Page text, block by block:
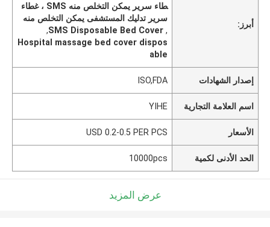
أبرز:
طاء سرير يمكن التخلص منه SMS ، غطاء
سرير تدليك المستشفى يمكن التخلص منه
,
SMS Disposable Bed Cover
,
Hospital massage bed cover dispos
able
إصدار الشهادات ISO,FDA
اسم العلامة التجارية YIHE
الأسعار USD 0.2-0.5 PER PCS
الحد الأدنى لكمية 10000pcs
عرض المزيد